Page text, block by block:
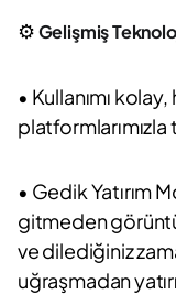
⚙️Gelişmiş
• Kullanımı
platformlarımızla
• Gedik Yatırım
gitmeden
ve dilediğiniz
uğraşmadan